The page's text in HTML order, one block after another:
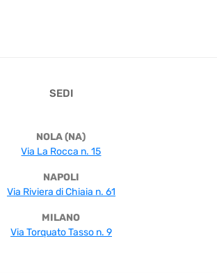
SEDI
NOLA (NA)
Via La Rocca n. 15
NAPOLI
Via Riviera di Chiaia n. 61
MILANO
Via Torquato Tasso n. 9